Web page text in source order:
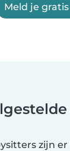
Meld je
zijn